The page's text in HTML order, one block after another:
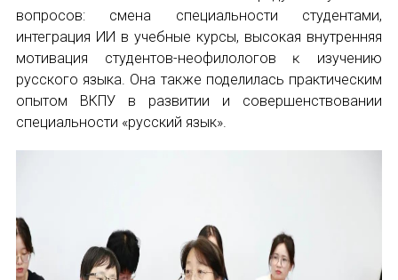
вопросов: смена специальности студентами,
интеграция ИИ в учебные курсы, высокая внутренняя
мотивация студентов-неофилологов ĸ изучению
русского языка. Она также поделилась практическим
опытом ВКПУ в развитии и совершенствовании
специальности «русский язык».